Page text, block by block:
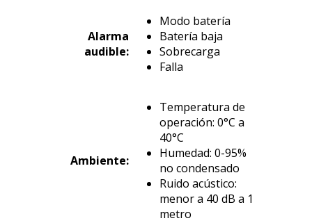
Alarma
audible:
Modo batería
Batería baja
Sobrecarga
Falla
Ambiente:
Temperatura de
operación: 0°C a
40°C
Humedad: 0-95%
no condensado
Ruido acústico:
menor a 40 dB a 1
metro